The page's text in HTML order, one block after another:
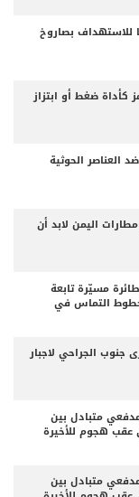
للاستهداف بصاروخ
كأداة ضغط أو ابتزاز
العناصر الحوثية
اليمن لابد أن
مسيّرة تابعة
التماس في
الجراحي لاجبار
متبادل بين
عقب هجوم للأخيرة
متبادل بين